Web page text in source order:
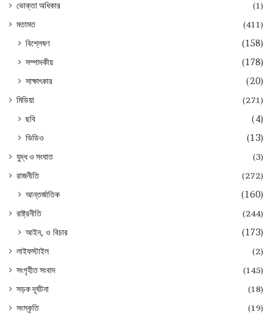
ভোক্তা অধিকার
(1)
মতামত
(411)
বিশ্লেষণ
(158)
সম্পাদকীয়
(178)
সাক্ষাৎকার
(20)
মিডিয়া (271)
ছবি
(4)
ভিডিও
(13)
যুদ্ধ ও সংঘাত
(3)
রাজনীতি
(272)
আন্তর্জাতিক (160)
রাষ্ট্রনীতি (244)
আইন, ও বিচার (173)
লাইফস্টাইল
(2)
সংগৃহীত সংবাদ
(145)
সড়ক দূর্ঘটনা
(18)
সংস্কৃতি
(19)